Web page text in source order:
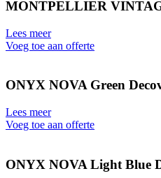
MONTPELLIER
Lees meer
Voeg toe aan offerte
ONYX NOVA Green
Lees meer
Voeg toe aan offerte
ONYX NOVA Light Blue